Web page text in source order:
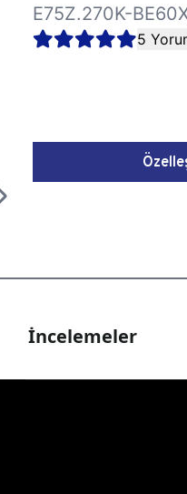
E75Z.270K-
5
İncelemeler